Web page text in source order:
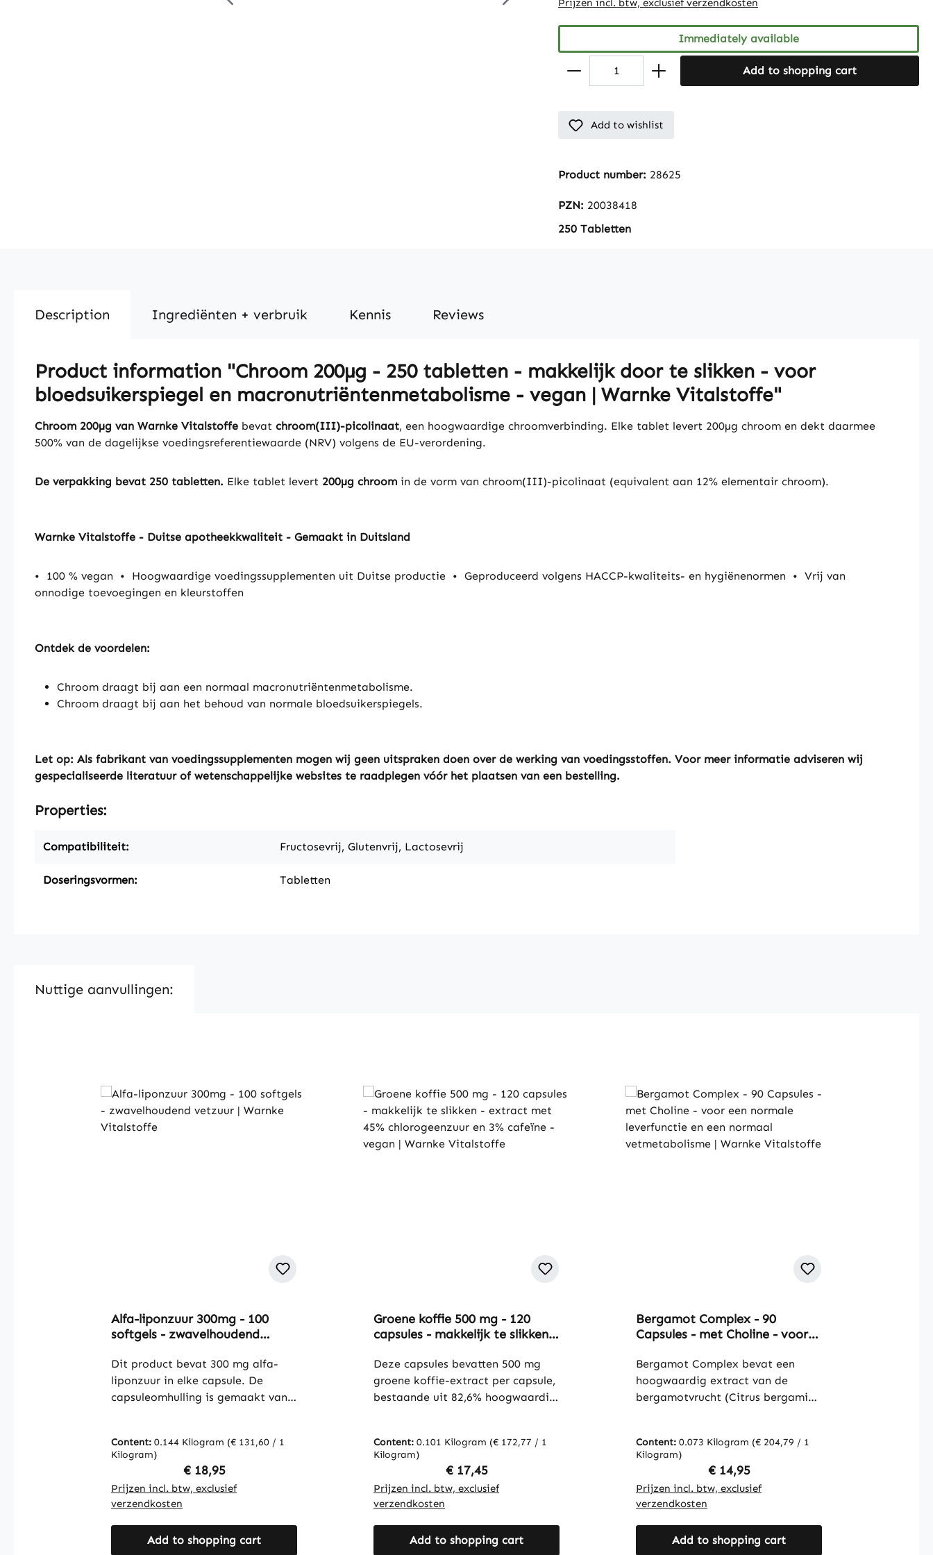
Prijzen incl. btw, exclusief verzendkosten
Immediately available
Add to shopping cart
Add to wishlist
Product number: 28625
PZN: 20038418
250 Tabletten
Description Ingrediënten + verbruik Kennis Reviews
Product information "Chroom 200µg - 250 tabletten - makkelijk door te slikken - voor
bloedsuikerspiegel en macronutriëntenmetabolisme - vegan | Warnke Vitalstoffe"
Chroom 200µg van Warnke Vitalstoffe bevat chroom(III)-picolinaat, een hoogwaardige chroomverbinding. Elke tablet levert 200µg chroom en dekt daarmee
500% van de dagelijkse voedingsreferentiewaarde (NRV) volgens de EU-verordening.
De verpakking bevat 250 tabletten. Elke tablet levert 200µg chroom in de vorm van chroom(III)-picolinaat (equivalent aan 12% elementair chroom).
Warnke Vitalstoffe - Duitse apotheekkwaliteit - Gemaakt in Duitsland
• 100 % vegan • Hoogwaardige voedingssupplementen uit Duitse productie • Geproduceerd volgens HACCP-kwaliteits- en hygiënenormen • Vrij van
onnodige toevoegingen en kleurstoffen
Ontdek de voordelen:
Chroom draagt bij aan een normaal macronutriëntenmetabolisme.
Chroom draagt bij aan het behoud van normale bloedsuikerspiegels.
Let op: Als fabrikant van voedingssupplementen mogen wij geen uitspraken doen over de werking van voedingsstoffen. Voor meer informatie adviseren wij
gespecialiseerde literatuur of wetenschappelijke websites te raadplegen vóór het plaatsen van een bestelling.
Properties:
Compatibiliteit: Fructosevrij, Glutenvrij, Lactosevrij
Doseringsvormen: Tabletten
Nuttige aanvullingen:
Alfa-liponzuur 300mg - 100
softgels - zwavelhoudend
Dit product bevat 300 mg alfa-
liponzuur in elke capsule. De
capsuleomhulling is gemaakt van
de capsules worden sojaolie
(geraffineerd en gehydrogeneerd),
glycerine als bevochtigingsmiddel
en sojalecithine als emulgator
eenvoudige manier om alfa-
liponzuur te doseren en in het
Content: 0.144 Kilogram (€ 131,60 / 1
Kilogram)
Regular price:
€ 18,95
Prijzen incl. btw, exclusief
verzendkosten
Add to shopping cart
Groene koffie 500 mg - 120
capsules - makkelijk te slikken -
chlorogeenzuur en 3% cafeïne -
vegan | Warnke Vitalstoffe
Deze capsules bevatten 500 mg
groene koffie-extract per capsule,
bestaande uit 82,6% hoogwaardig
gemaakt van
hydroxypropylmethylcellulose,
terwijl magnesiumzouten van
vetzuren worden gebruikt als
verpakking bevat 120 capsules en
biedt een eenvoudige manier om
Content: 0.101 Kilogram (€ 172,77 / 1
Kilogram)
Regular price:
€ 17,45
Prijzen incl. btw, exclusief
verzendkosten
Add to shopping cart
Bergamot Complex - 90
Capsules - met Choline - voor
normaal vetmetabolisme |
Warnke Vitalstoffe
Bergamot Complex bevat een
hoogwaardig extract van de
bergamotvrucht (Citrus bergamia
formule is aangevuld met
cholinebitartraat, dat 40% choline
levert, en artisjokextract,
gestandaardiseerd op het gehalte
verpakking is het product
eenvoudig te doseren. De
Content: 0.073 Kilogram (€ 204,79 / 1
Kilogram)
Regular price:
€ 14,95
Prijzen incl. btw, exclusief
verzendkosten
Add to shopping cart